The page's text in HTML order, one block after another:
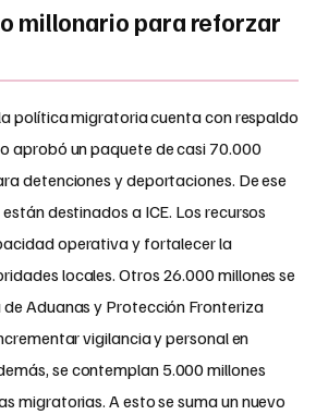
millonario para reforzar
política migratoria cuenta con respaldo
aprobó un paquete de casi 70.000
detenciones y deportaciones. De ese
destinados a ICE. Los recursos
operativa y fortalecer la
locales. Otros 26.000 millones se
Aduanas y Protección Fronteriza
vigilancia y personal en
se contemplan 5.000 millones
migratorias. A esto se suma un nuevo